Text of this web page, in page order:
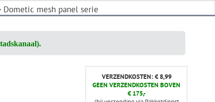
Dometic mesh panel serie
VERZENDKOSTEN: € 8,99
GEEN VERZENDKOSTEN BOVEN
€ 175,-